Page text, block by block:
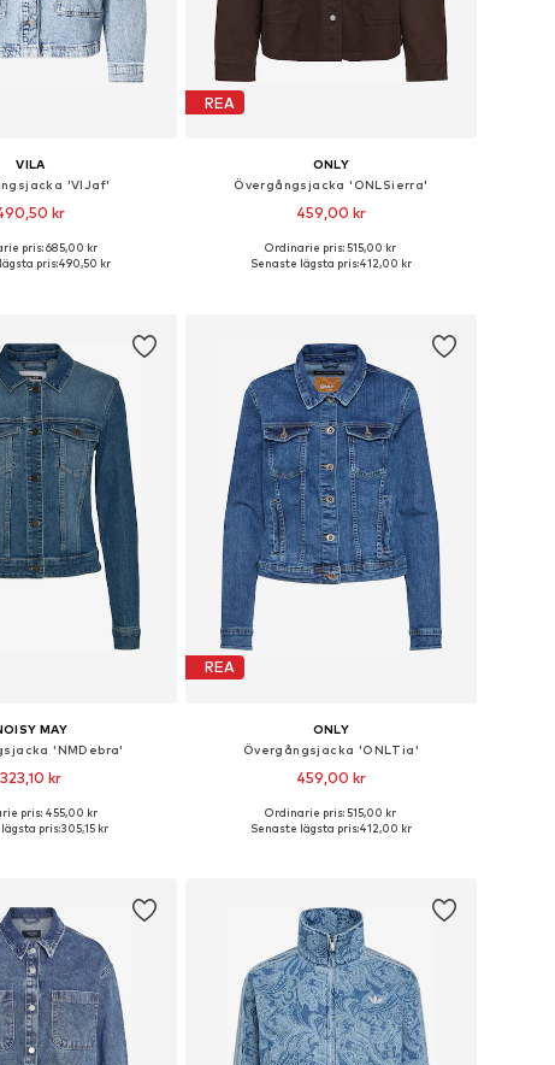
VILA
'VIJaf'
kr
XS, S, M, L, XL, XXL
pris: 685,00 kr
pris:490,50 kr
REA
ONLY
Övergångsjacka 'ONLSierra'
459,00 kr
Tillgängliga storlekar: XS, S, M, L, XL
Ordinarie pris: 515,00 kr
Senaste lägsta pris:412,00 kr
MAY
'NMDebra'
323,10 kr
XS, S, M, L, XL, XXL
pris: 455,00 kr
pris:305,15 kr
REA
ONLY
Övergångsjacka 'ONLTia'
459,00 kr
Tillgängliga storlekar: XXS, XS, S, M, L
Ordinarie pris: 515,00 kr
Senaste lägsta pris:412,00 kr